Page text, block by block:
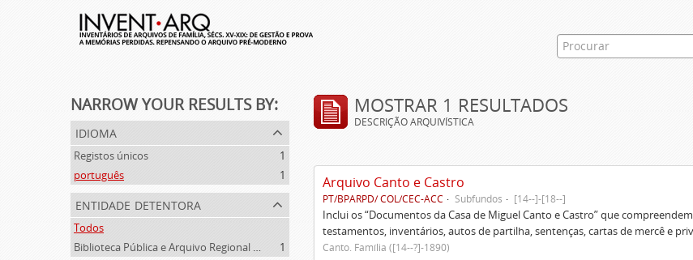
NARROW YOUR RESULTS BY:
idioma
Registos únicos
1
português
1
entidade detentora
Todos
Biblioteca Pública e Arquivo Regional de Ponta Delgada
1
MOSTRAR 1 RESULTADOS
DESCRIÇÃO ARQUIVÍSTICA
Arquivo Canto e Castro
PT/BPARPD/ COL/CEC-ACC Subfundos [14--]-[18--]
Inclui os “Documentos da Casa de Miguel Canto e Castro” que
testamentos, inventários, autos de partilha, sentenças, cartas de mercê e
Canto. Família ([14--?]-1890)